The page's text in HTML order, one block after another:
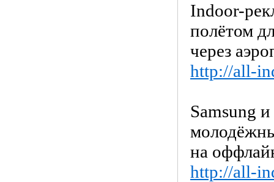
Indoor-
полётом
через
http://all-
Samsung
на
http://all-